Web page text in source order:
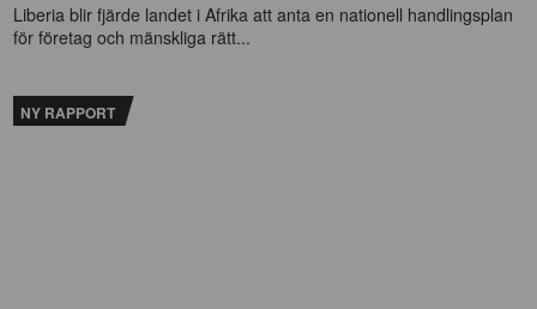
Liberia blir fjärde landet i Afrika att anta en nationell handlingsplan
för företag och mänskliga rätt...
NY RAPPORT